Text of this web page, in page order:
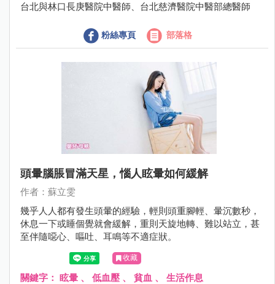
台北與林口長庚醫院中醫師、台北慈濟醫院中醫部總醫師
粉絲專頁 部落格
頭暈腦脹冒滿天星，惱人眩暈如何緩解
作者：蘇立雯
幾乎人人都有發生頭暈的經驗，輕則頭重腳輕、暈沉數秒，
休息一下或睡個覺就會緩解，重則天旋地轉、難以站立，甚
至伴隨噁心、嘔吐、耳鳴等不適症狀。
收藏
關鍵字： 眩暈 、 低血壓 、 貧血 、 生活作息